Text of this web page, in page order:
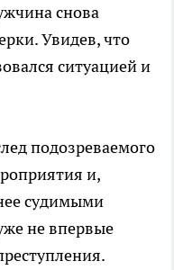
снова
Увидев, что
ситуацией и
подозреваемого
и,
судимыми
не впервые